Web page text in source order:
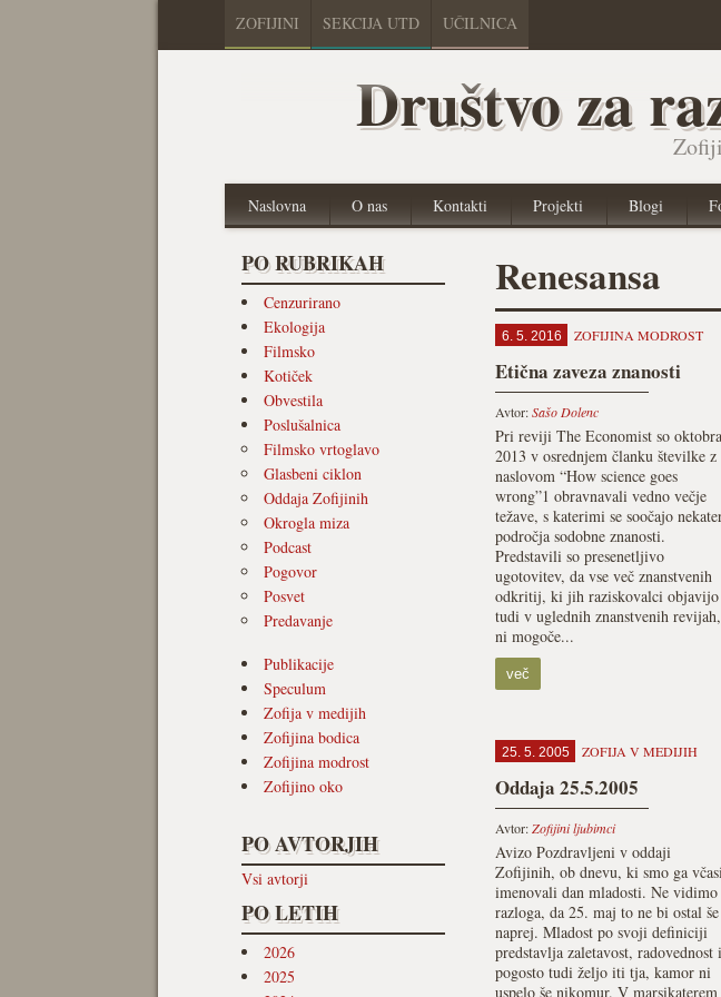
ZOFIJINI SEKCIJA UTD UČILNICA
Društvo za
Naslovna O nas Kontakti Projekti Blogi
PO RUBRIKAH
Cenzurirano
Ekologija
Filmsko
Kotiček
Obvestila
Poslušalnica
Filmsko vrtoglavo
Glasbeni ciklon
Oddaja Zofijinih
Okrogla miza
Podcast
Pogovor
Posvet
Predavanje
Publikacije
Speculum
Zofija v medijih
Zofijina bodica
Zofijina modrost
Zofijino oko
PO AVTORJIH
Vsi avtorji
PO LETIH
2026
2025
Renesansa
6. 5. 2016 ZOFIJINA MODROST
Etična zaveza znanosti
Avtor:Sašo Dolenc
Pri reviji The Economist so oktobra
2013 v osrednjem članku številke z
naslovom “How science goes
wrong”1 obravnavali vedno večje
težave, s katerimi se soočajo
področja sodobne znanosti.
Predstavili so presenetljivo
ugotovitev, da vse več znanstvenih
odkritij, ki jih raziskovalci objavijo
tudi v uglednih znanstvenih revijah,
ni mogoče...
več
25. 5. 2005 ZOFIJA V MEDIJIH
Oddaja 25.5.2005
Avtor:Zofijini ljubimci
Avizo Pozdravljeni v oddaji
Zofijinih, ob dnevu, ki smo ga
imenovali dan mladosti. Ne vidimo
razloga, da 25. maj to ne bi ostal
naprej. Mladost po svoji definiciji
predstavlja zaletavost, radovednost
pogosto tudi željo iti tja, kamor ni
uspelo še nikomur. V marsikaterem